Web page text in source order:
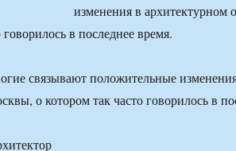
изменения в архитектурном
в последнее время.
связывают положительные
о котором так часто говорилось в